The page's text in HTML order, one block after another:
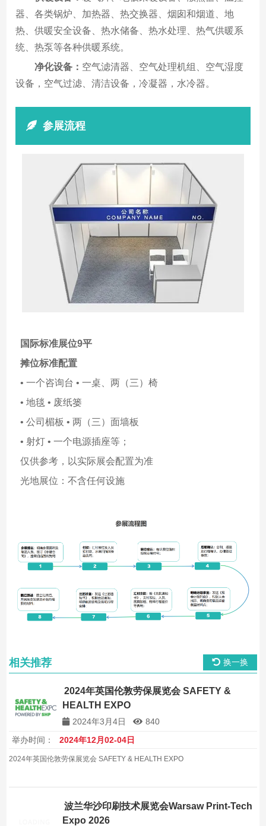
器、各类锅炉、加热器、热交换器、烟囱和烟道、地
热、供暖安全设备、热水储备、热水处理、热气供暖系
统、热泵等各种供暖系统。
净化设备： 空气滤清器、空气处理机组、空气湿度
设备，空气过滤、清洁设备，冷凝器，水冷器。
参展流程
国际标准展位9平
摊位标准配置
• 一个咨询台 • 一桌、两（三）椅
• 地毯 • 废纸篓
• 公司楣板 • 两（三）面墙板
• 射灯 • 一个电源插座等；
仅供参考，以实际展会配置为准
光地展位：不含任何设施
相关推荐 换一换
2024年英国伦敦劳保展览会 SAFETY &
HEALTH EXPO
2024年3月4日
840
举办时间：
2024年12月02-04日
2024年英国伦敦劳保展览会 SAFETY & HEALTH EXPO
波兰华沙印刷技术展览会Warsaw Print-Tech
Expo 2026